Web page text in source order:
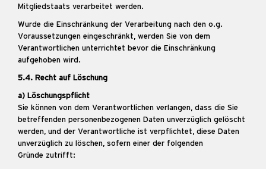
Mitgliedstaats verarbeitet werden.
Wurde die Einschränkung der Verarbeitung nach den o.g.
Voraussetzungen eingeschränkt, werden Sie von dem
Verantwortlichen unterrichtet bevor die Einschränkung
aufgehoben wird.
5.4. Recht auf Löschung
a) Löschungspflicht
Sie können von dem Verantwortlichen verlangen, dass die Sie
betreffenden personenbezogenen Daten unverzüglich gelöscht
werden, und der Verantwortliche ist verpflichtet, diese Daten
unverzüglich zu löschen, sofern einer der folgenden
Gründe zutrifft: